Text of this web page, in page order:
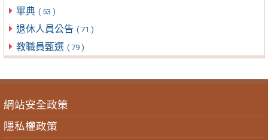
畢典 ( 53 )
退休人員公告 ( 71 )
教職員甄選 ( 79 )
網站安全政策
隱私權政策